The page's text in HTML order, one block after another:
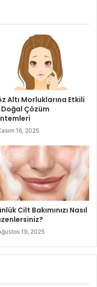
kaynağı olan
ve diğer yaşlanma
Bu yağdaki E Vitamini,
güçlü bir
yardımcı olan tekli
topikal olarak
etmenize yardımcı
sağlar.
için gerekli
Altı Morluklarına Etkili
Çözüm
16, 2025
Cilt Bakımınızı Nasıl
19, 2025